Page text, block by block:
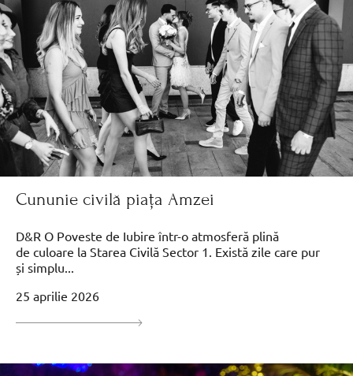
Cununie civilă piața Amzei
D&R O Poveste de Iubire într-o atmosferă plină
de culoare la Starea Civilă Sector 1. Există zile care pur
și simplu...
25 aprilie 2026